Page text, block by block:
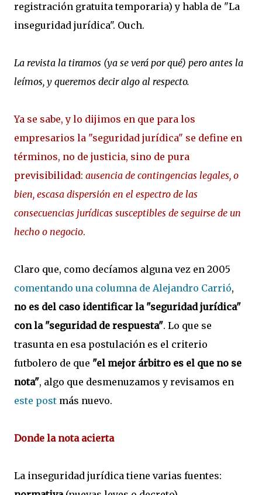
registración gratuita temporaria) y habla de "La
inseguridad jurídica". Ouch.
La revista la tiramos (ya se verá por qué) pero antes la
leímos, y queremos decir algo al respecto.
Ya se sabe, y lo dijimos en que para los
empresarios la "seguridad jurídica" se define en
términos, no de justicia, sino de pura
previsibilidad: ausencia de contingencias legales, o
bien, escasa dispersión en el espectro de las
consecuencias jurídicas susceptibles de seguirse de un
hecho o negocio.
Claro que, como decíamos alguna vez en 2005
comentando una columna de Alejandro Carrió,
no es del caso identificar la "seguridad jurídica"
con la "seguridad de respuesta". Lo que se
trasunta en esa postulación es el criterio
futbolero de que "el mejor árbitro es el que no se
nota", algo que desmenuzamos y revisamos en
este post más nuevo.
Donde la nota acierta
La inseguridad jurídica tiene varias fuentes: